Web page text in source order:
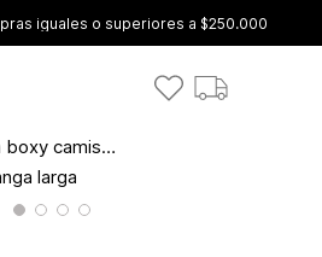
iguales o superiores a $250.000
Blusa boxy camisera manga larga